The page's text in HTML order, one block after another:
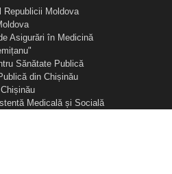
Republicii Moldova
Asigurări în Medicină
Sănătate Publică
din Chișinău
Medicală și Socială